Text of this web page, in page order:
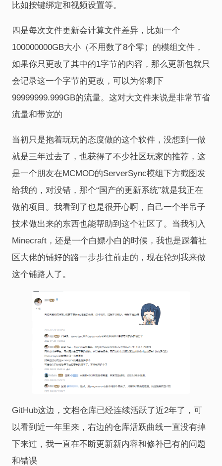
比如按键绑定和视频设置等。
四是每次文件更新会计算文件差异，比如一个
100000000GB大小（不用数了8个零）的模组文件，
如果你只更改了其中的1字节的内容，那么更新包就只
会记录这一个字节的更改，可以为你剩下
99999999.999GB的流量。这对大文件来说是非常节省
流量和带宽的
当初只是抱着玩玩的态度做的这个软件，没想到一做
就是三年过去了，也获得了不少社区玩家的推荐，这
是一个朋友在MCMOD的ServerSync模组下方截图发
给我的，对没错，那个“国产的更新系统”就是我正在
做的项目。我看到了也是很开心啊，自己一个半吊子
技术做出来的东西也能帮助到这个社区了。当我初入
Minecraft，还是一个白嫖小白的时候，我也是踩着社
区大佬的铺好的路一步步往前走的，现在轮到我来做
这个铺路人了。
GitHub这边，文档仓库已经连续活跃了近2年了，可
以看到近一年里来，右边的仓库活跃曲线一直没有掉
下来过，我一直在不断更新新内容和修补已有的问题
和错误